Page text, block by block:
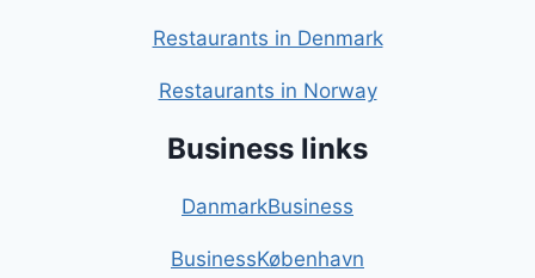
Restaurants in Denmark
Restaurants in Norway
Business links
DanmarkBusiness
BusinessKøbenhavn